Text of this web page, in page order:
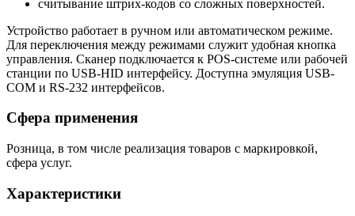
считывание штрих-кодов со сложных поверхностей.
Устройство работает в ручном или автоматическом режиме.
Для переключения между режимами служит удобная кнопка
управления. Сканер подключается к POS-системе или рабочей
станции по USB-HID интерфейсу. Доступна эмуляция USB-
COM и RS-232 интерфейсов.
Сфера применения
Розница, в том числе реализация товаров с маркировкой,
сфера услуг.
Характеристики